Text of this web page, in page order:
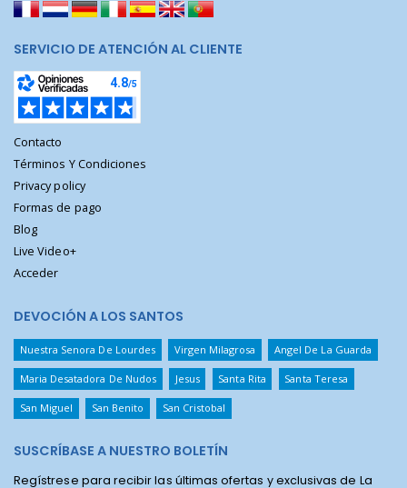
SERVICIO DE ATENCIÓN AL CLIENTE
Contacto
Términos Y Condiciones
Privacy policy
Formas de pago
Blog
Live Video+
Acceder
DEVOCIÓN A LOS SANTOS
Nuestra Senora De Lourdes Virgen Milagrosa Angel De La Guarda
Maria Desatadora De Nudos Jesus Santa Rita Santa Teresa
San Miguel San Benito San Cristobal
SUSCRÍBASE A NUESTRO BOLETÍN
Regístrese para recibir las últimas ofertas y exclusivas de La